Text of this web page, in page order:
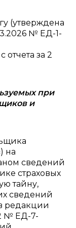
(утверждена
№ ЕД-1-
за 2
при
и
на
сведений
страховых
тайну,
сведений
редакции
№ ЕД-7-